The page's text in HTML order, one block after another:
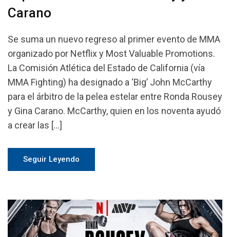
Carano
Se suma un nuevo regreso al primer evento de MMA
organizado por Netflix y Most Valuable Promotions.
La Comisión Atlética del Estado de California (vía
MMA Fighting) ha designado a ‘Big’ John McCarthy
para el árbitro de la pelea estelar entre Ronda Rousey
y Gina Carano. McCarthy, quien en los noventa ayudó
a crear las […]
Seguir Leyendo